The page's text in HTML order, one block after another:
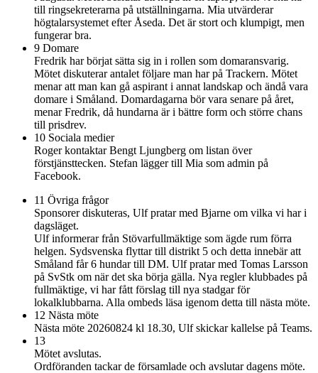
till ringsekreterarna på utställningarna. Mia utvärderar
högtalarsystemet efter Åseda. Det är stort och klumpigt, men
fungerar bra.
9 Domare
Fredrik har börjat sätta sig in i rollen som domaransvarig.
Mötet diskuterar antalet följare man har på Trackern. Mötet
menar att man kan gå aspirant i annat landskap och ändå vara
domare i Småland. Domardagarna bör vara senare på året,
menar Fredrik, då hundarna är i bättre form och större chans
till prisdrev.
10 Sociala medier
Roger kontaktar Bengt Ljungberg om listan över
förstjänsttecken. Stefan lägger till Mia som admin på
Facebook.
11 Övriga frågor
Sponsorer diskuteras, Ulf pratar med Bjarne om vilka vi har i
dagsläget.
Ulf informerar från Stövarfullmäktige som ägde rum förra
helgen. Sydsvenska flyttar till distrikt 5 och detta innebär att
Småland får 6 hundar till DM. Ulf pratar med Tomas Larsson
på SvStk om när det ska börja gälla. Nya regler klubbades på
fullmäktige, vi har fått förslag till nya stadgar för
lokalklubbarna. Alla ombeds läsa igenom detta till nästa möte.
12 Nästa möte
Nästa möte 20260824 kl 18.30, Ulf skickar kallelse på Teams.
13
Mötet avslutas.
Ordföranden tackar de församlade och avslutar dagens möte.